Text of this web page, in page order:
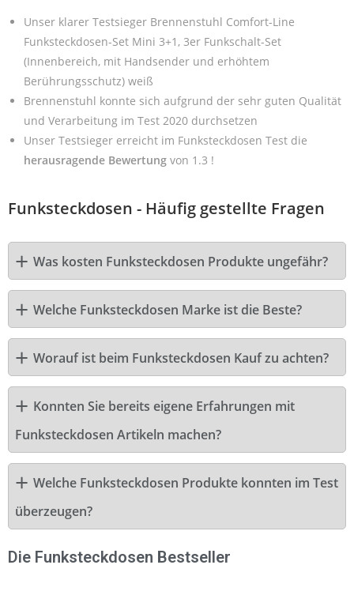
Unser klarer Testsieger Brennenstuhl Comfort-Line
Funksteckdosen-Set Mini 3+1, 3er Funkschalt-Set
(Innenbereich, mit Handsender und erhöhtem
Berührungsschutz) weiß
Brennenstuhl konnte sich aufgrund der sehr guten Qualität
und Verarbeitung im Test 2020 durchsetzen
Unser Testsieger erreicht im Funksteckdosen Test die
herausragende Bewertung von 1.3 !
Funksteckdosen - Häufig gestellte Fragen
Was kosten Funksteckdosen Produkte ungefähr?
Welche Funksteckdosen Marke ist die Beste?
Worauf ist beim Funksteckdosen Kauf zu achten?
Konnten Sie bereits eigene Erfahrungen mit
Funksteckdosen Artikeln machen?
Welche Funksteckdosen Produkte konnten im Test
überzeugen?
Die Funksteckdosen Bestseller